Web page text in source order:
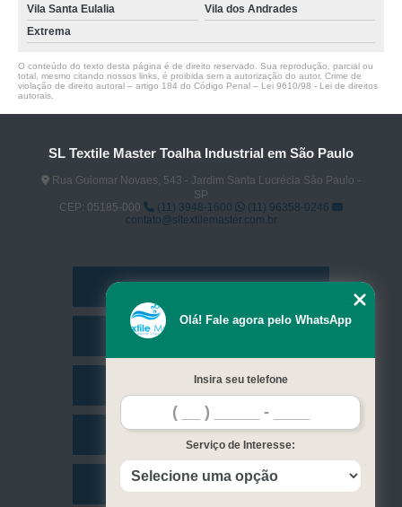
Vila Santa Eulalia
Vila dos Andrades
Extrema
O conteúdo do texto desta página é de direito reservado. Sua reprodução, parcial ou
total, mesmo citando nossos links, é proibida sem a autorização do autor. Crime de
violação de direito autoral – artigo 184 do Código Penal – Lei 9610/98 - Lei de direitos
autorais
SL Textile Master Toalha Industrial em São Paulo
Rua Guiomar Novaes, 543 - Jardim Santa Lucrécia São Paulo -
SP
CEP: 05185-000
(11) 3948-1600
(11) 96358-0246
contato@sltextilemaster.com.br
Missão
Contato
Olá! Fale agora pelo WhatsApp
Insira seu telefone
Serviço de Interesse: